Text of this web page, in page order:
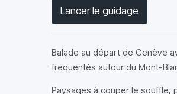
Lancer le guidage
Balade au départ de Genève
fréquentés autour du Mont-
Paysages à couper le souffle,